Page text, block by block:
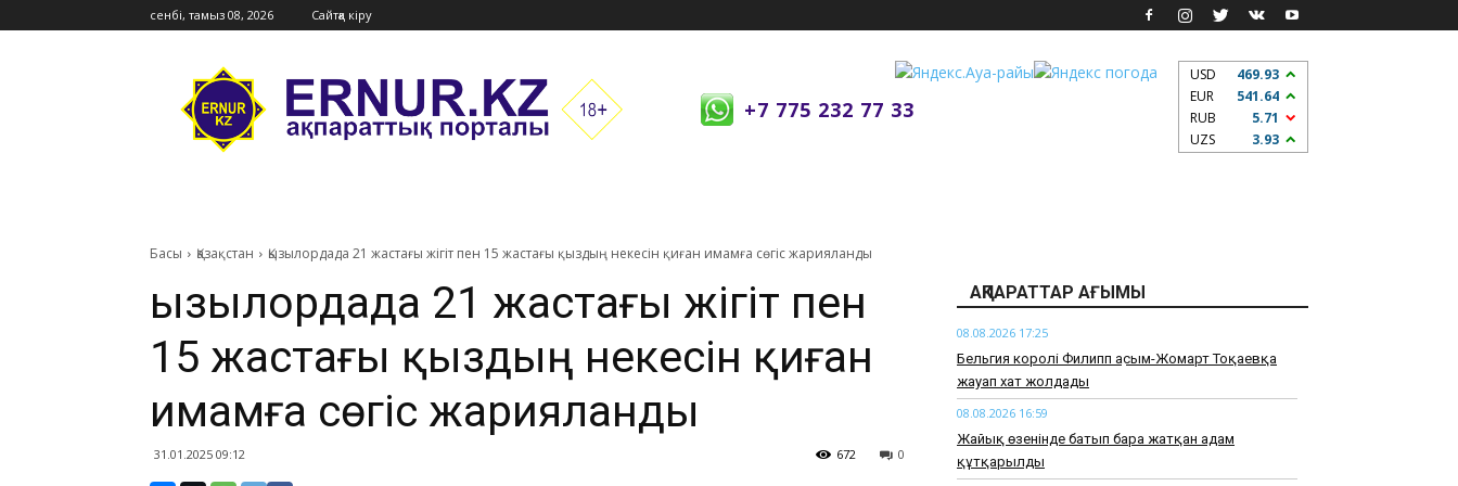
сенбі, тамыз 08, 2026 Сайтқа кіру
Ernur
Press
+7 775 232 77 33
USD
469.93
EUR
541.64
RUB
5.71
UZS
3.93
Басы Қазақстан Қызылордада 21 жастағы жігіт пен 15 жастағы қыздың некесін қиған имамға сөгіс жарияланды
Қызылордада 21 жастағы жігіт пен
15 жастағы қыздың некесін қиған
имамға сөгіс жарияланды
31.01.2025 09:12 0
672
АҚПАРАТТАР АҒЫМЫ
08.08.2026 17:25
Бельгия королі Филипп Қасым-Жомарт Тоқаевқа
жауап хат жолдады
08.08.2026 16:59
Жайық өзенінде батып бара жатқан адам
құтқарылды